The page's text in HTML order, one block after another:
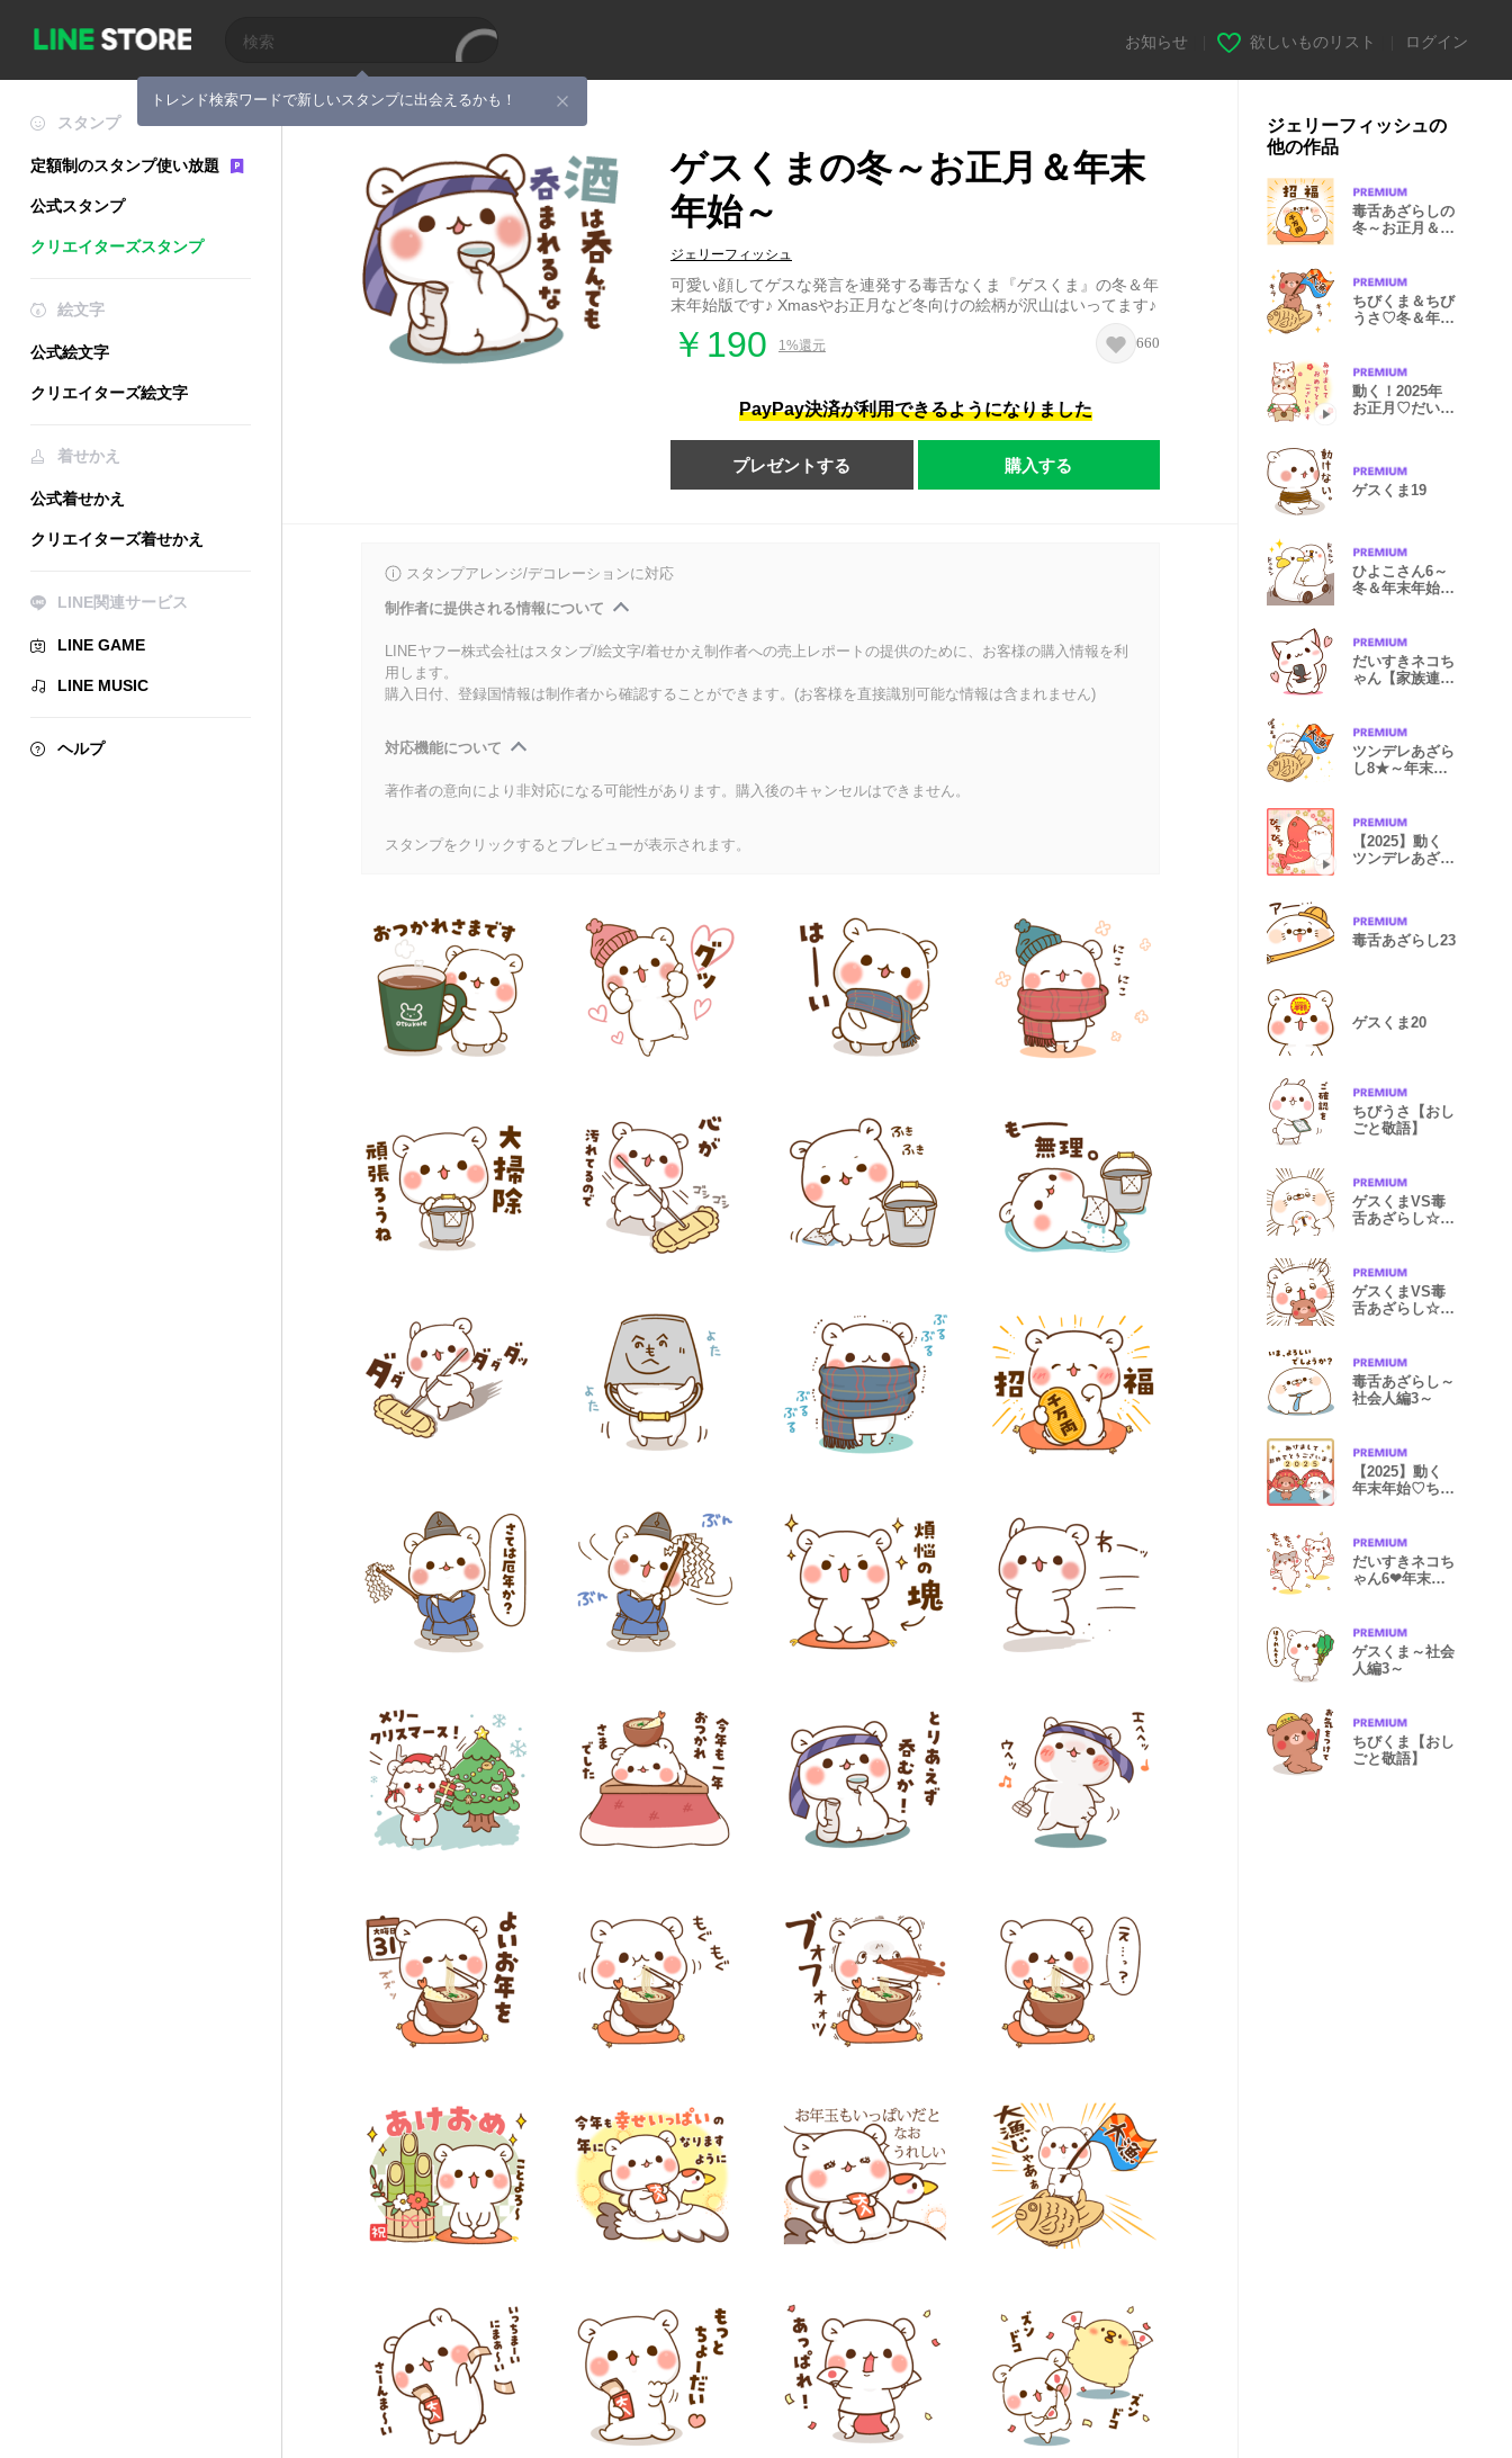
トレンド検索ワードで新しいスタンプに出会えるかも！
お知らせ 欲しいものリスト ログイン
スタンプ
定額制のスタンプ使い放題
公式スタンプ
クリエイターズスタンプ
絵文字
公式絵文字
クリエイターズ絵文字
着せかえ
公式着せかえ
クリエイターズ着せかえ
LINE関連サービス
LINE GAME
LINE MUSIC
ヘルプ
ゲスくまの冬～お正月＆年末
年始～
ジェリーフィッシュ
可愛い顔してゲスな発言を連発する毒舌なくま『ゲスくま』の冬＆年
末年始版です♪ Xmasやお正月など冬向けの絵柄が沢山はいってます♪
￥190 1%還元 660
PayPay決済が利用できるようになりました
プレゼントする 購入する
スタンプアレンジ/デコレーションに対応
制作者に提供される情報について
LINEヤフー株式会社はスタンプ/絵文字/着せかえ制作者への売上レポートの提供のために、お客様の購入情報を利
用します。
購入日付、登録国情報は制作者から確認することができます。(お客様を直接識別可能な情報は含まれません)
対応機能について
著作者の意向により非対応になる可能性があります。購入後のキャンセルはできません。
スタンプをクリックするとプレビューが表示されます。
ジェリーフィッシュの
他の作品
毒舌あざらしの
冬～お正月＆年
ちびくま＆ちび
うさ♡冬＆年末
動く！2025年
お正月♡だいす
ゲスくま19
ひよこさん6～
冬＆年末年始
だいすきネコち
ゃん【家族連
ツンデレあざら
し8★～年末年
【2025】動く
ツンデレあざら
毒舌あざらし23
ゲスくま20
ちびうさ【おし
ごと敬語】
ゲスくまVS毒
舌あざらし☆あ
ゲスくまVS毒
舌あざらし☆ゲ
毒舌あざらし～
社会人編3～
【2025】動く
年末年始♡ちび
だいすきネコち
ゃん6❤年末年
ゲスくま～社会
人編3～
ちびくま【おし
ごと敬語】